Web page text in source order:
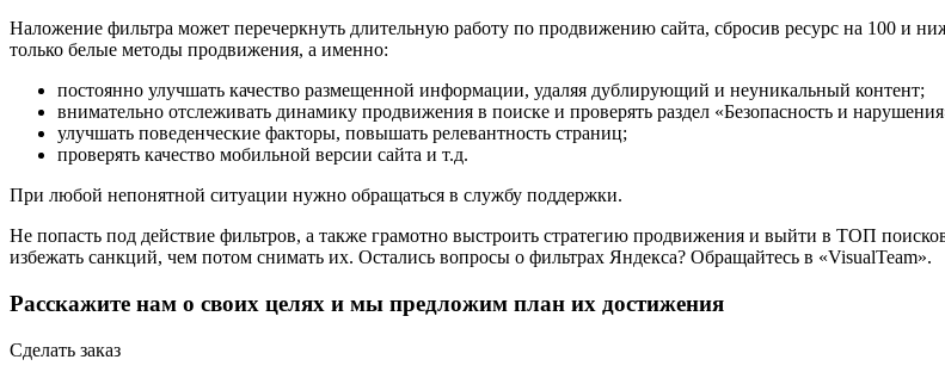
Наложение фильтра может перечеркнуть длительную работу по продвижению сайта, сбросив ресурс на 100 и
только белые методы продвижения, а именно:
постоянно улучшать качество размещенной информации, удаляя дублирующий и неуникальный контент;
внимательно отслеживать динамику продвижения в поиске и проверять раздел «Безопасность и
улучшать поведенческие факторы, повышать релевантность страниц;
проверять качество мобильной версии сайта и т.д.
При любой непонятной ситуации нужно обращаться в службу поддержки.
Не попасть под действие фильтров, а также грамотно выстроить стратегию продвижения и выйти в ТОП
избежать санкций, чем потом снимать их. Остались вопросы о фильтрах Яндекса? Обращайтесь в «VisualTeam».
Расcкажите нам о своих целях и мы предложим план их достижения
Сделать заказ